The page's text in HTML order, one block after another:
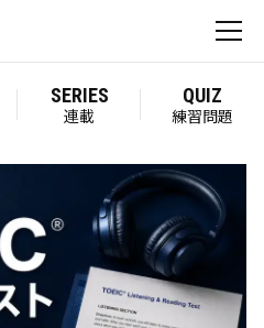
SERIES
連載
QUIZ
練習問題